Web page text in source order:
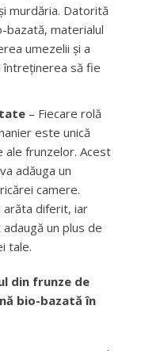
murdăria. Datorită
bazată, materialul
umezelii și a
întreținerea să fie
– Fiecare rolă
este unică
ale frunzelor. Acest
adăuga un
camere.
diferit, iar
un plus de
tale.
din frunze de
bio-bazată în